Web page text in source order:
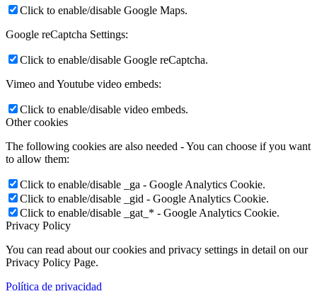
Click to enable/disable Google Maps.
Google reCaptcha Settings:
Click to enable/disable Google reCaptcha.
Vimeo and Youtube video embeds:
Click to enable/disable video embeds.
Other cookies
The following cookies are also needed - You can choose if you want
to allow them:
Click to enable/disable _ga - Google Analytics Cookie.
Click to enable/disable _gid - Google Analytics Cookie.
Click to enable/disable _gat_* - Google Analytics Cookie.
Privacy Policy
You can read about our cookies and privacy settings in detail on our
Privacy Policy Page.
Política de privacidad